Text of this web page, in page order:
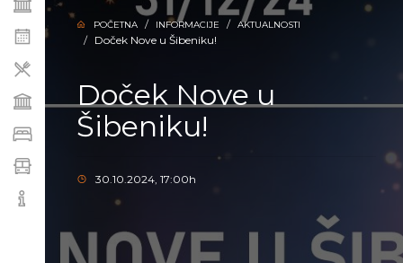
POČETNA INFORMACIJE AKTUALNOSTI
Doček Nove u Šibeniku!
Doček Nove u
Šibeniku!
30.10.2024, 17:00h